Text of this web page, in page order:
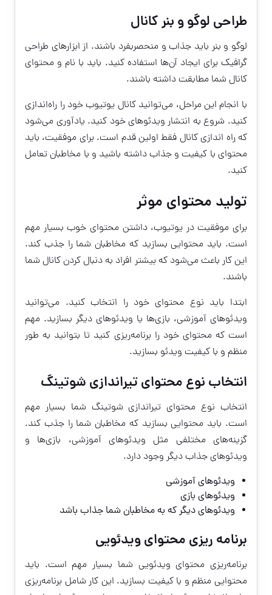
طراحی لوگو و بنر کانال
لوگو و بنر باید جذاب و منحصربفرد باشند. از ابزارهای طراحی
گرافیک برای ایجاد آن‌ها استفاده کنید. باید با نام و محتوای
کانال شما مطابقت داشته باشند.
با انجام این مراحل، می‌توانید کانال یوتیوب خود را راه‌اندازی
کنید. شروع به انتشار ویدئوهای خود کنید. یادآوری می‌شود
که راه اندازی کانال فقط اولین قدم است. برای موفقیت، باید
محتوای با کیفیت و جذاب داشته باشید و با مخاطبان تعامل
کنید.
تولید محتوای موثر
برای موفقیت در یوتیوب، داشتن محتوای خوب بسیار مهم
است. باید محتوایی بسازید که مخاطبان شما را جذب کند.
این کار باعث می‌شود که بیشتر افراد به دنبال کردن کانال شما
باشند.
ابتدا باید نوع محتوای خود را انتخاب کنید. می‌توانید
ویدئوهای آموزشی، بازی‌ها یا ویدئوهای دیگر بسازید. مهم
است که محتوای خود را برنامه‌ریزی کنید تا بتوانید به طور
منظم و با کیفیت ویدئو بسازید.
انتخاب نوع محتوای تیراندازی شوتینگ
انتخاب نوع محتوای تیراندازی شوتینگ شما بسیار مهم
است. باید محتوایی بسازید که مخاطبان شما را جذب کند.
گزینه‌های مختلفی مثل ویدئوهای آموزشی، بازی‌ها و
ویدئوهای جذاب دیگر وجود دارد.
ویدئوهای آموزشی
ویدئوهای بازی
ویدئوهای دیگر که به مخاطبان شما جذاب باشد
برنامه ریزی محتوای ویدئویی
برنامه‌ریزی محتوای ویدئویی شما بسیار مهم است. باید
محتوایی منظم و با کیفیت بسازید. این کار شامل برنامه‌ریزی